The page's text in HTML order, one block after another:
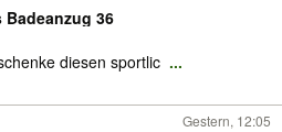
Badeanzug 36
diesen sportlic ...
Gestern, 12:05